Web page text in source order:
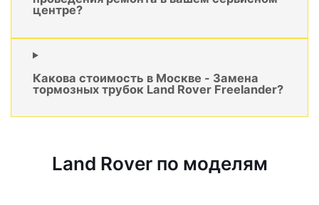
центре?
Какова стоимость в Москве - Замена
тормозных трубок Land Rover Freelander?
Land Rover по моделям